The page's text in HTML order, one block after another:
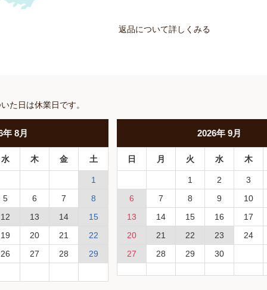
返品について詳しくみる
た日は休業日です。
年 8月
水 木 金 土
1
5 6 7
8
12 13 14
15
19 20 21
22
26 27 28
29
2026年9月
日 月 火 水 木
1 2
3
6
7 8 9
10
13
14 15 16
17
20
21 22 23
24
27
28 29 30